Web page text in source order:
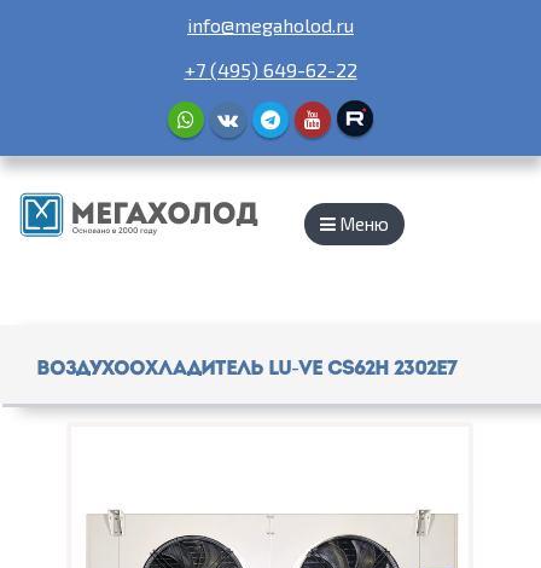
info@megaholod.ru
+7 (495) 649-62-22
Меню
Воздухоохладитель Lu-Ve CS62H 2302E7